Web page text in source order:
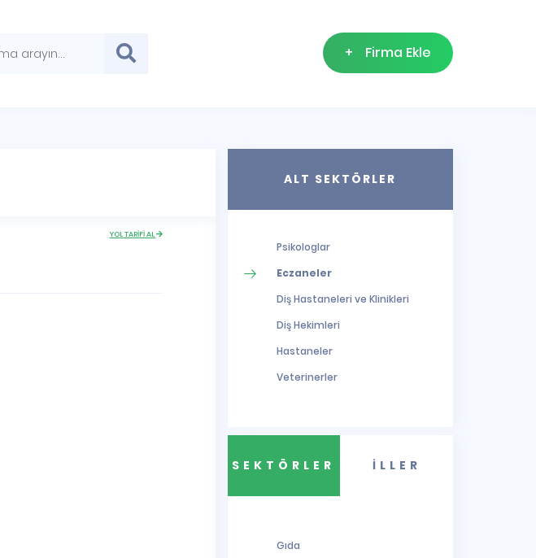
+ Firma Ekle
YOL TARİFİ AL
ALT SEKTÖRLER
Psikologlar
Eczaneler
Diş Hastaneleri ve Klinikleri
Diş Hekimleri
Hastaneler
Veterinerler
SEKTÖRLER İLLER
Gıda